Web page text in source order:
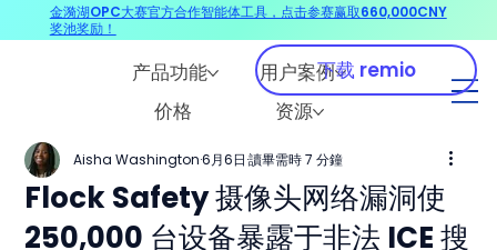
产品功能
用户案例
价格
资源
下载 remio
Flock Safety 摄像头网络漏洞使
250,000 台设备暴露于非法 ICE 搜
Aisha Washington 6月6日 讀畢需時 7 分鐘
金漪湖OPC大赛官方合作智能体工具，点击参赛赢取660,000CNY
奖池奖励！